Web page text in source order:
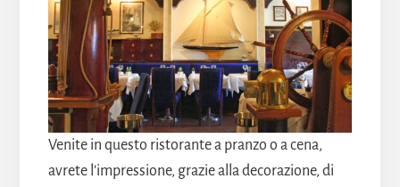
Venite in questo ristorante a pranzo o a cena,
avrete l'impressione, grazie alla decorazione, di